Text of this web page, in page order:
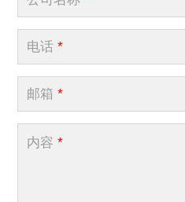
电话 *
邮箱 *
内容 *